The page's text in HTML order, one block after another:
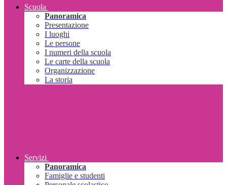
Scuola
Panoramica
Presentazione
I luoghi
Le persone
I numeri della scuola
Le carte della scuola
Organizzazione
La storia
Servizi
Panoramica
Famiglie e studenti